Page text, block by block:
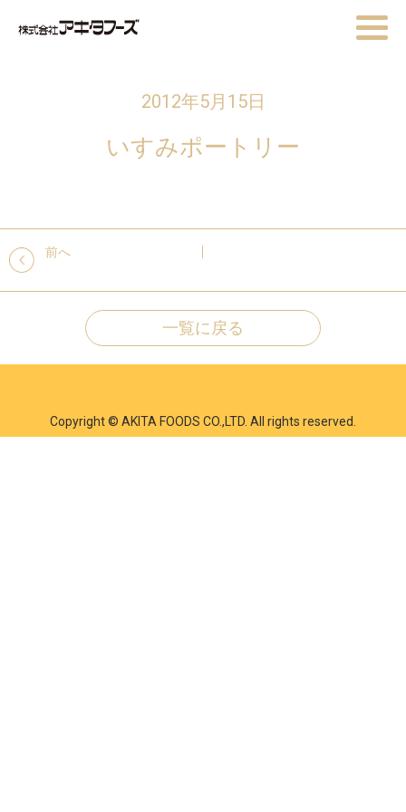
2012年5月15日
いすみポートリー
前へ
一覧に戻る
Copyright © AKITA FOODS CO.,LTD. All rights reserved.